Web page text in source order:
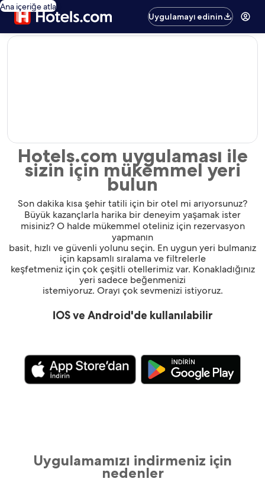
Ana içeriğe atla
Uygulamayı edinin
editorial
Hotels.com uygulaması ile
sizin için mükemmel yeri
bulun
Son dakika kısa şehir tatili için bir otel mi arıyorsunuz?
Büyük kazançlarla harika bir deneyim yaşamak ister
misiniz? O halde mükemmel oteliniz için rezervasyon
yapmanın
basit, hızlı ve güvenli yolunu seçin. En uygun yeri bulmanız
için kapsamlı sıralama ve filtrelerle
keşfetmeniz için çok çeşitli otellerimiz var. Konakladığınız
yeri sadece beğenmenizi
istemiyoruz. Orayı çok sevmenizi istiyoruz.
İOS ve Android'de kullanılabilir
Uygulamamızı indirmeniz için
nedenler